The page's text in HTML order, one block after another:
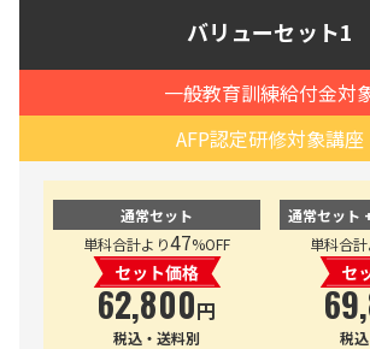
バリューセット1
一般教育訓練給付金対
AFP認定研修対象講座
通常セット
単科合計より47%OFF
62,800円
税込・送料別
通常セット
単科合計
税